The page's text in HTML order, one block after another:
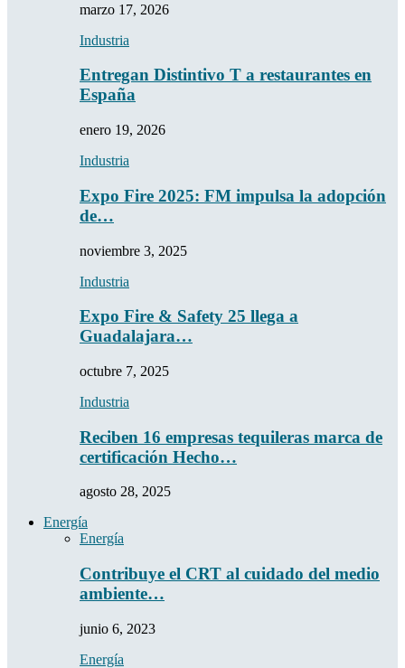
marzo 17, 2026
Industria
Entregan Distintivo T a restaurantes en
España
enero 19, 2026
Industria
Expo Fire 2025: FM impulsa la adopción
de…
noviembre 3, 2025
Industria
Expo Fire & Safety 25 llega a
Guadalajara…
octubre 7, 2025
Industria
Reciben 16 empresas tequileras marca de
certificación Hecho…
agosto 28, 2025
Energía
Energía
Contribuye el CRT al cuidado del medio
ambiente…
junio 6, 2023
Energía